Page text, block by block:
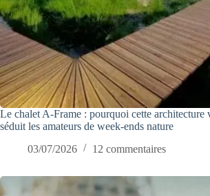
Le chalet A-Frame : pourquoi cette architecture
séduit les amateurs de week-ends nature
03/07/2026
12 commentaires